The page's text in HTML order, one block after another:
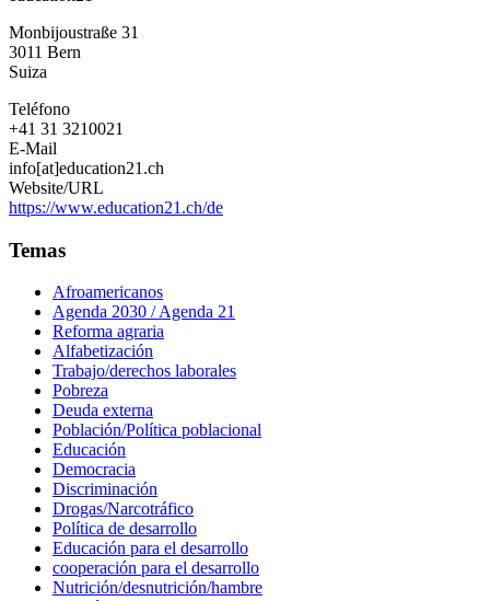
Monbijoustraße 31
3011 Bern
Suiza
Teléfono
+41 31 3210021
E-Mail
info[at]education21.ch
Website/URL
https://www.education21.ch/de
Temas
Afroamericanos
Agenda 2030 / Agenda 21
Reforma agraria
Alfabetización
Trabajo/derechos laborales
Pobreza
Deuda externa
Población/Política poblacional
Educación
Democracia
Discriminación
Drogas/Narcotráfico
Política de desarrollo
Educación para el desarrollo
cooperación para el desarrollo
Nutrición/desnutrición/hambre